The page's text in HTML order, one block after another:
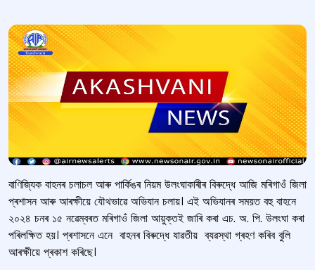
বাণিজ্যিক বাহনৰ চলাচল আৰু পাৰ্কিঙৰ নিয়ম উলংঘাকাৰীৰ বিৰুদ্ধে আজি মৰিগাওঁ জিলা
প্ৰশাসন আৰু আৰক্ষীয়ে যৌথভাৱে অভিযান চলায়। এই অভিযানৰ সময়ত বহু বাহনে
২০২৪ চনৰ ১৫ নৱেম্বৰত মৰিগাওঁ জিলা আয়ুক্তই জাৰি কৰা এচ. অ. পি. উলংঘা কৰা
পৰিলক্ষিত হয়। প্ৰশাসনে এনে বাহনৰ বিৰুদ্ধে যাৱতীয় ব্যৱস্থা গ্ৰহণ কৰিব বুলি
আৰক্ষীয়ে প্ৰকাশ কৰিছে।